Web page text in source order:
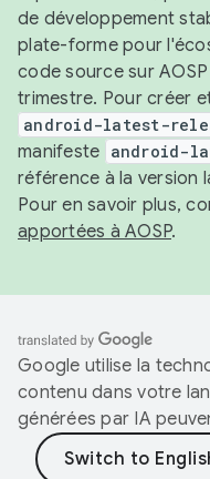
de développement
plate-forme pour
code source sur
trimestre. Pour créer
android-latest-
manifeste android-
référence à la version
Pour en savoir plus,
apportées à AOSP.
Google utilise la
contenu dans votre
générées par IA